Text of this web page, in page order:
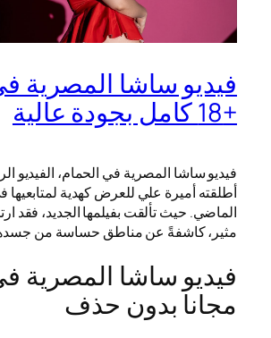
فيديو ساشا المصرية
+18 كامل بجودة عالية
فيديو ساشا المصرية في الحمام، الفيديو
أطلقته أميرة علي للعرض كهدية
الماضي. حيث تألقت بفيلمها الجديد، فقد
مثير، كاشفةً عن مناطق حساسة من
فيديو ساشا المصرية
مجانا بدون حذف